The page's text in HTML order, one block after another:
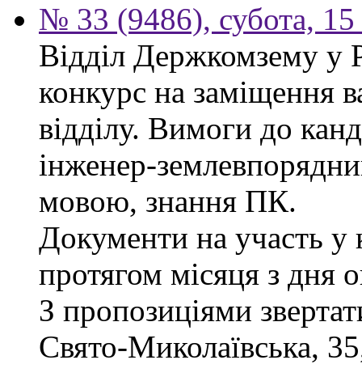
№ 33 (9486), субота, 15
Відділ Держкомзему у
конкурс на заміщення
відділу. Вимоги до
інженер-
мовою, знання ПК.
Документи на участь у
протягом місяця з дня
З пропозиціями
Свято-Миколаївська,